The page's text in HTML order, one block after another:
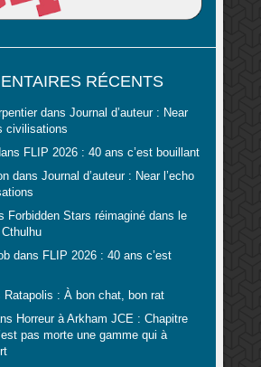
RÉCENTS
dans Journal d’auteur : Near
civilisations
FLIP 2026 : 40 ans c’est bouillant
dans Journal d’auteur : Near l’echo
Forbidden Stars réimaginé dans le
dans FLIP 2026 : 40 ans c’est
Ratapolis : À bon chat, bon rat
Horreur à Arkham JCE : Chapitre
pas morte une gamme qui à